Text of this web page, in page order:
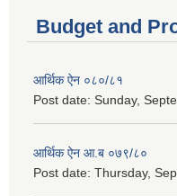
Budget and
आर्थिक ऐन ०८०/८१
Post date: Sunday,
आर्थिक ऐन आ.ब ०७९/८०
Post date: Thursday,